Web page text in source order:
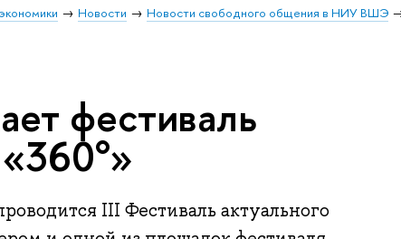
Новости Новости свободного общения в НИУ ВШЭ
фестиваль
III Фестиваль актуального